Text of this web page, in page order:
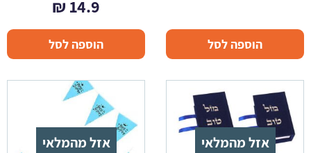
הוספה לסל
14.9
₪
הוספה לסל
אזל מהמלאי אזל מהמלאי